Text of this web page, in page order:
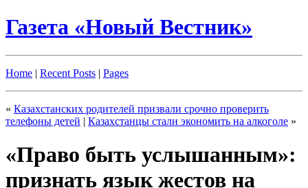
Газета «Новый Вестник»
Home | Recent Posts | Pages
« Казахстанских родителей призвали срочно проверить
телефоны детей | Казахстанцы стали экономить на алкоголе »
«Право быть услышанным»:
признать язык жестов на